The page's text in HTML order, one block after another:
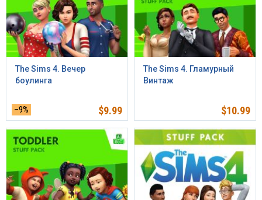
The Sims 4. Вечер
боулинга
–9% $9.99
The Sims 4. Гламурный
Винтаж
$10.99